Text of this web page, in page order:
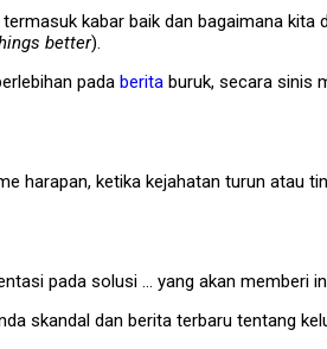
kabar baik dan bagaimana
better).
pada berita buruk, secara sinis
harapan, ketika kejahatan turun atau
pada solusi … yang akan memberi
skandal dan berita terbaru tentang